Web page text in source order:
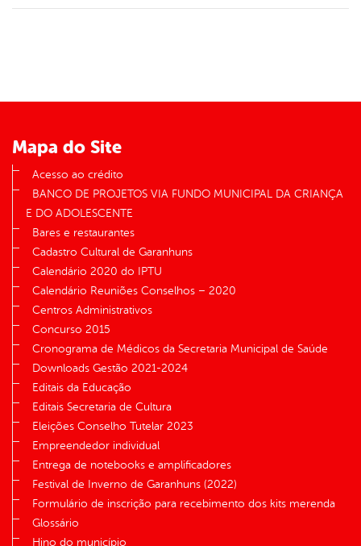
Mapa do Site
Acesso ao crédito
BANCO DE PROJETOS VIA FUNDO MUNICIPAL DA CRIANÇA
E DO ADOLESCENTE
Bares e restaurantes
Cadastro Cultural de Garanhuns
Calendário 2020 do IPTU
Calendário Reuniões Conselhos – 2020
Centros Administrativos
Concurso 2015
Cronograma de Médicos da Secretaria Municipal de Saúde
Downloads Gestão 2021-2024
Editais da Educação
Editais Secretaria de Cultura
Eleições Conselho Tutelar 2023
Empreendedor individual
Entrega de notebooks e amplificadores
Festival de Inverno de Garanhuns (2022)
Formulário de inscrição para recebimento dos kits merenda
Glossário
Hino do município